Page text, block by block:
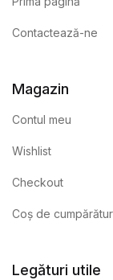
Contactează-ne
Magazin
Contul meu
Wishlist
Checkout
Coș de
Legături utile